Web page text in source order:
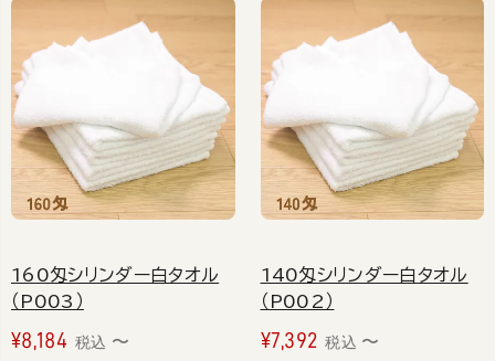
160匁シリンダー白タオル
（P003）
¥8,184 税込 〜
140匁シリンダー白タオル
（P002）
¥7,392 税込 〜